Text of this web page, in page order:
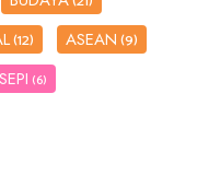
(12) ASEAN(9)
(6)